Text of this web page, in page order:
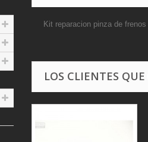
Kit reparacion pinza de frenos
LOS CLIENTES